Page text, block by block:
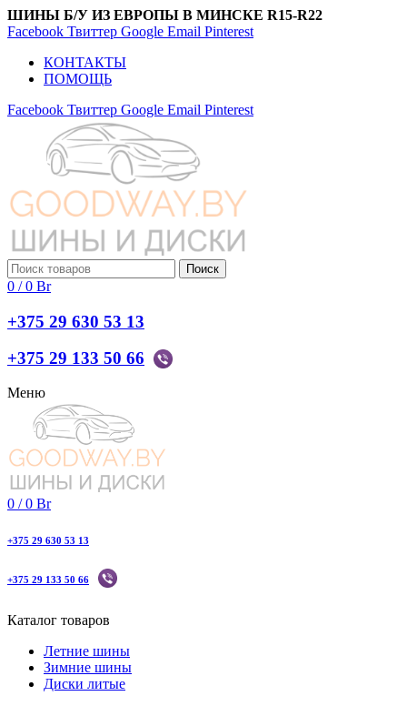
ШИНЫ Б/У ИЗ ЕВРОПЫ В МИНСКЕ R15-R22
Facebook Твиттер Google Email Pinterest
КОНТАКТЫ
ПОМОЩЬ
Facebook Твиттер Google Email Pinterest
Поиск
0 / 0 Br
+375 29 630 53 13
+375 29 133 50 66
Меню
0 / 0 Br
+375 29 630 53 13
+375 29 133 50 66
Каталог товаров
Летние шины
Зимние шины
Диски литые